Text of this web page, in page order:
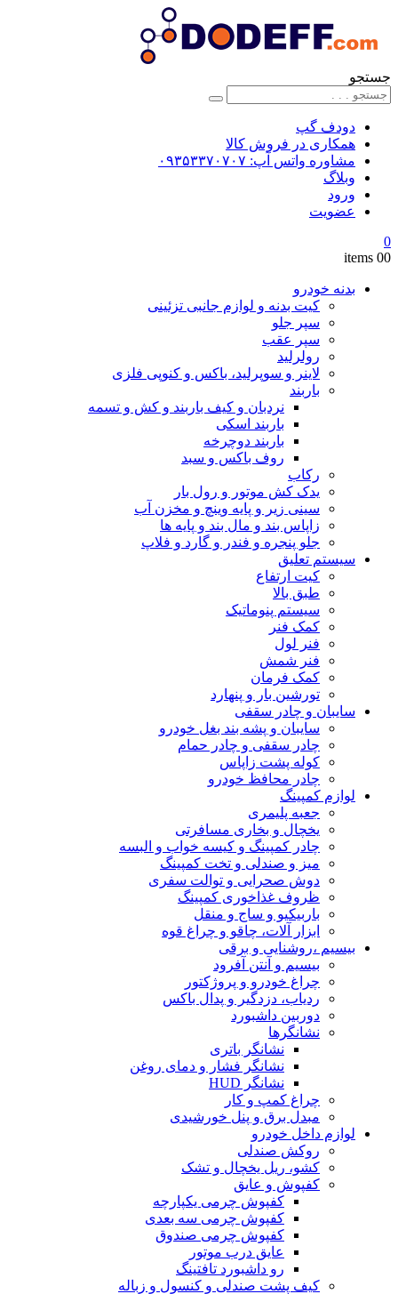
جستجو
دودف گپ
همکاری در فروش کالا
مشاوره واتس آپ: ۰۹۳۵۳۳۷۰۷۰۷
وبلاگ
ورود
عضویت
0
00 items
بدنه خودرو
کیت بدنه و لوازم جانبی تزئینی
سپر جلو
سپر عقب
رولرلید
لاینر و سوپرلید، باکس و کنوپی فلزی
باربند
نردبان و کیف باربند و کش و تسمه
باربند اسکی
باربند دوچرخه
روف باکس و سبد
رکاب
یدک کش موتور و رول بار
سینی زیر و پایه وینچ و مخزن آب
زاپاس بند و مال بند و پایه ها
جلو پنجره و فندر و گارد و فلاپ
سیستم تعلیق
کیت ارتفاع
طبق بالا
سیستم پنوماتیک
کمک فنر
فنر لول
فنر شمش
کمک فرمان
تورشین بار و پنهارد
سایبان و چادر سقفی
سایبان و پشه بند بغل خودرو
چادر سقفی و چادر حمام
کوله پشت زاپاس
چادر محافظ خودرو
لوازم کمپینگ
جعبه پلیمری
یخچال و بخاری مسافرتی
چادر کمپینگ و کیسه خواب و البسه
میز و صندلی و تخت کمپینگ
دوش صحرایی و توالت سفری
ظروف غذاخوری کمپینگ
باربیکیو و ساج و منقل
ابزار آلات، چاقو و چراغ قوه
بیسیم ،روشنایی و برقی
بیسیم و آنتن آفرود
چراغ خودرو و پروژکتور
ردیاب، دزدگیر و پدال باکس
دوربین داشبورد
نشانگرها
نشانگر باتری
نشانگر فشار و دمای روغن
نشانگر HUD
چراغ کمپ و کار
مبدل برق و پنل خورشیدی
لوازم داخل خودرو
روکش صندلی
کشو، ریل یخچال و تشک
کفپوش و عایق
کفپوش چرمی یکپارچه
کفپوش چرمی سه بعدی
کفپوش چرمی صندوق
عایق درب موتور
رو داشبورد تافتینگ
کیف پشت صندلی و کنسول و زباله